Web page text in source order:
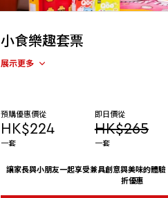
小食樂趣套票
展示更多
預購優惠價從
HK$224
一套
即日價從
HK$265
一套
讓家長與小朋友一起享受兼具創意與美味的體
折優惠